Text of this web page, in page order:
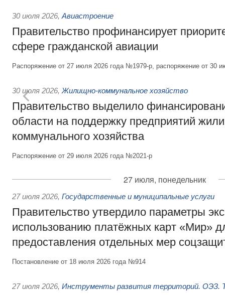
30 июля 2026, Авиастроение
Правительство профинансирует
сфере гражданской авиации
Распоряжение от 27 июля 2026 года №1979-р, распоряжение от 30
30 июля 2026, Жилищно-коммунальное хозяйство
Правительство выделило
области на поддержку предприятий
коммунального хозяйства
Распоряжение от 29 июля 2026 года №2021-р
27 июля, понедельник
27 июля 2026, Государственные и муниципальные услуги
Правительство утвердило параметры
использованию платёжных карт «Мир»
предоставления отдельных мер
Постановление от 18 июля 2026 года №914
27 июля 2026, Инструменты развития территорий. ОЭЗ.